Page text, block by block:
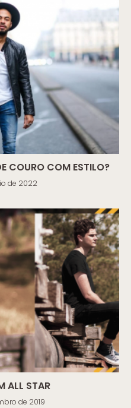
COURO COM ESTILO?
de 2022
ALL STAR
de 2019